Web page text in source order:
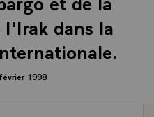
dans la
1998